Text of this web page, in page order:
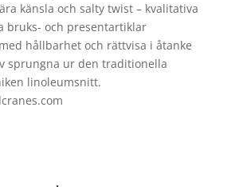
känsla och salty twist – kvalitativa
bruks- och presentartiklar
hållbarhet och rättvisa i åtanke
sprungna ur den traditionella
linoleumsnitt.